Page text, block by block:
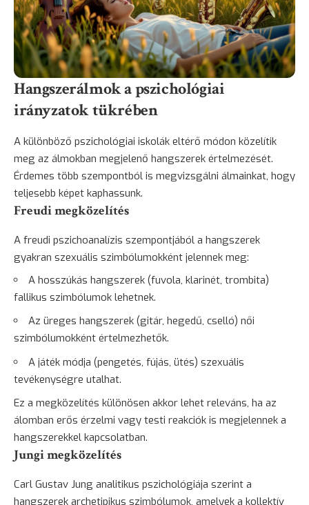
Hangszerálmok a pszichológiai
irányzatok tükrében
A különböző pszichológiai iskolák eltérő módon közelítik
meg az álmokban megjelenő hangszerek értelmezését.
Érdemes több szempontból is megvizsgálni álmainkat, hogy
teljesebb képet kaphassunk.
Freudi megközelítés
A freudi pszichoanalízis szempontjából a hangszerek
gyakran szexuális szimbólumokként jelennek meg:
A hosszúkás hangszerek (fuvola, klarinét, trombita)
fallikus szimbólumok lehetnek.
Az üreges hangszerek (gitár, hegedű, cselló) női
szimbólumokként értelmezhetők.
A játék módja (pengetés, fújás, ütés) szexuális
tevékenységre utalhat.
Ez a megközelítés különösen akkor lehet releváns, ha az
álomban erős érzelmi vagy testi reakciók is megjelennek a
hangszerekkel kapcsolatban.
Jungi megközelítés
Carl Gustav Jung analitikus pszichológiája szerint a
hangszerek archetipikus szimbólumok, amelyek a kollektív